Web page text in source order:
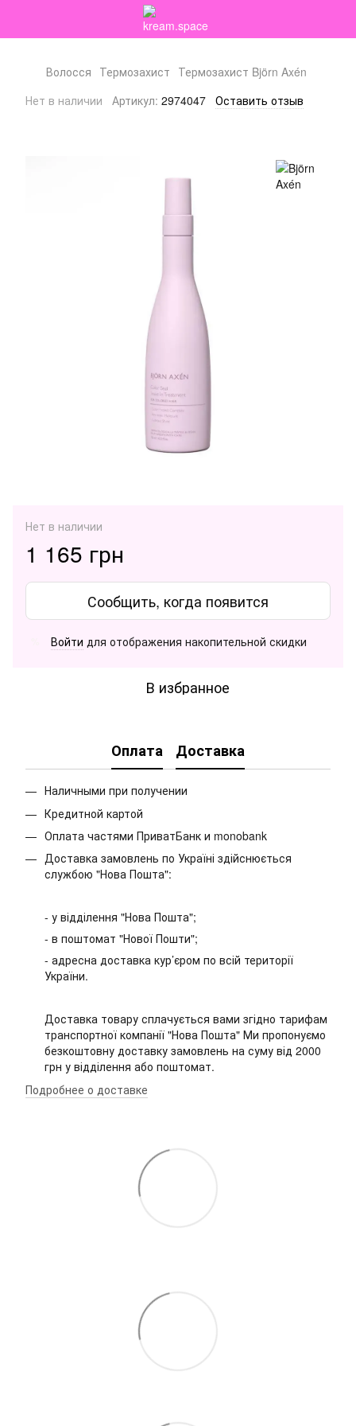
Волосся Термозахист Термозахист Björn Axén
Нет в наличии
Артикул: 2974047 Оставить отзыв
Нет в наличии
1 165 грн
Сообщить, когда появится
Войти для отображения накопительной скидки
В избранное
Оплата Доставка
Наличными при получении
Кредитной картой
Оплата частями ПриватБанк и monobank
Доставка замовлень по Україні здійснюється
службою "Нова Пошта":
- у відділення "Нова Пошта";
- в поштомат "Нової Пошти";
- адресна доставка кур’єром по всій території
України.
Доставка товару сплачується вами згідно тарифам
транспортної компанії "Нова Пошта" Ми пропонуємо
безкоштовну доставку замовлень на суму від 2000
грн у відділення або поштомат.
Подробнее о доставке